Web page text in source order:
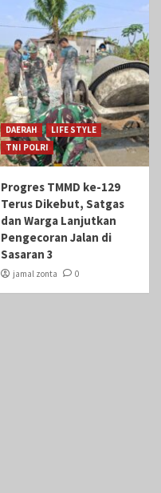
DAERAH
LIFE STYLE
TNI POLRI
Progres TMMD ke-129
Terus Dikebut, Satgas
dan Warga Lanjutkan
Pengecoran Jalan di
Sasaran 3
jamal zonta 0